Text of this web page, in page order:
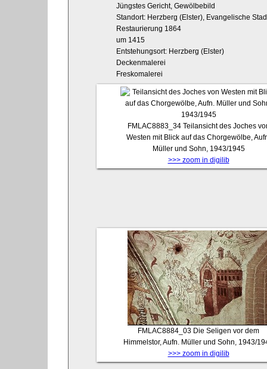
Jüngstes Gericht, Gewölbebild
Standort: Herzberg (Elster), Evangelische
Restaurierung 1864
um 1415
Entstehungsort: Herzberg (Elster)
Deckenmalerei
Freskomalerei
FMLAC8883_34 Teilansicht des Joches
Westen mit Blick auf das Chorgewölbe,
Müller und Sohn, 1943/1945
>>> zoom in digilib
FMLAC8884_03 Die Seligen vor dem
Himmelstor, Aufn. Müller und Sohn, 1943/
>>> zoom in digilib